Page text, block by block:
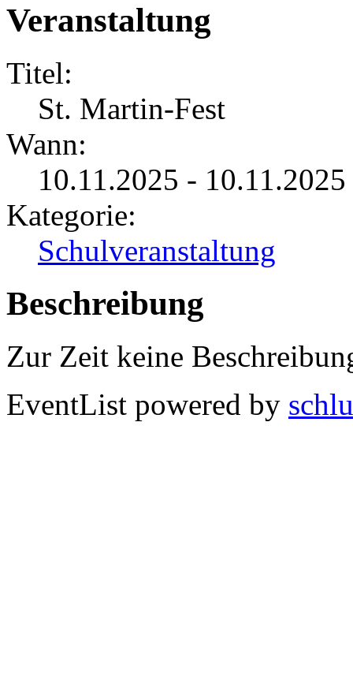
Veranstaltung
Titel:
St. Martin-Fest
Wann:
10.11.2025 - 10.11.2025
Kategorie:
Schulveranstaltung
Beschreibung
Zur Zeit keine
EventList powered by